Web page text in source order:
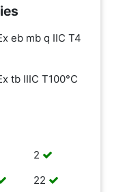
eb mb q IIC T4
tb IIIC T100°C
2
22